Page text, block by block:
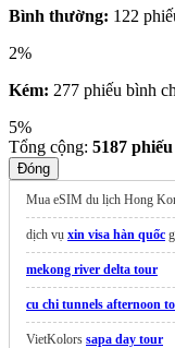
Bình thường: 122
2%
Kém: 277 phiếu bình
5%
Tổng cộng: 5187 phiếu
Đóng
Mua eSIM du lịch Hong
dịch vụ xin visa hàn quốc
mekong river delta tour
cu chi tunnels afternoon
VietKolors sapa day tour